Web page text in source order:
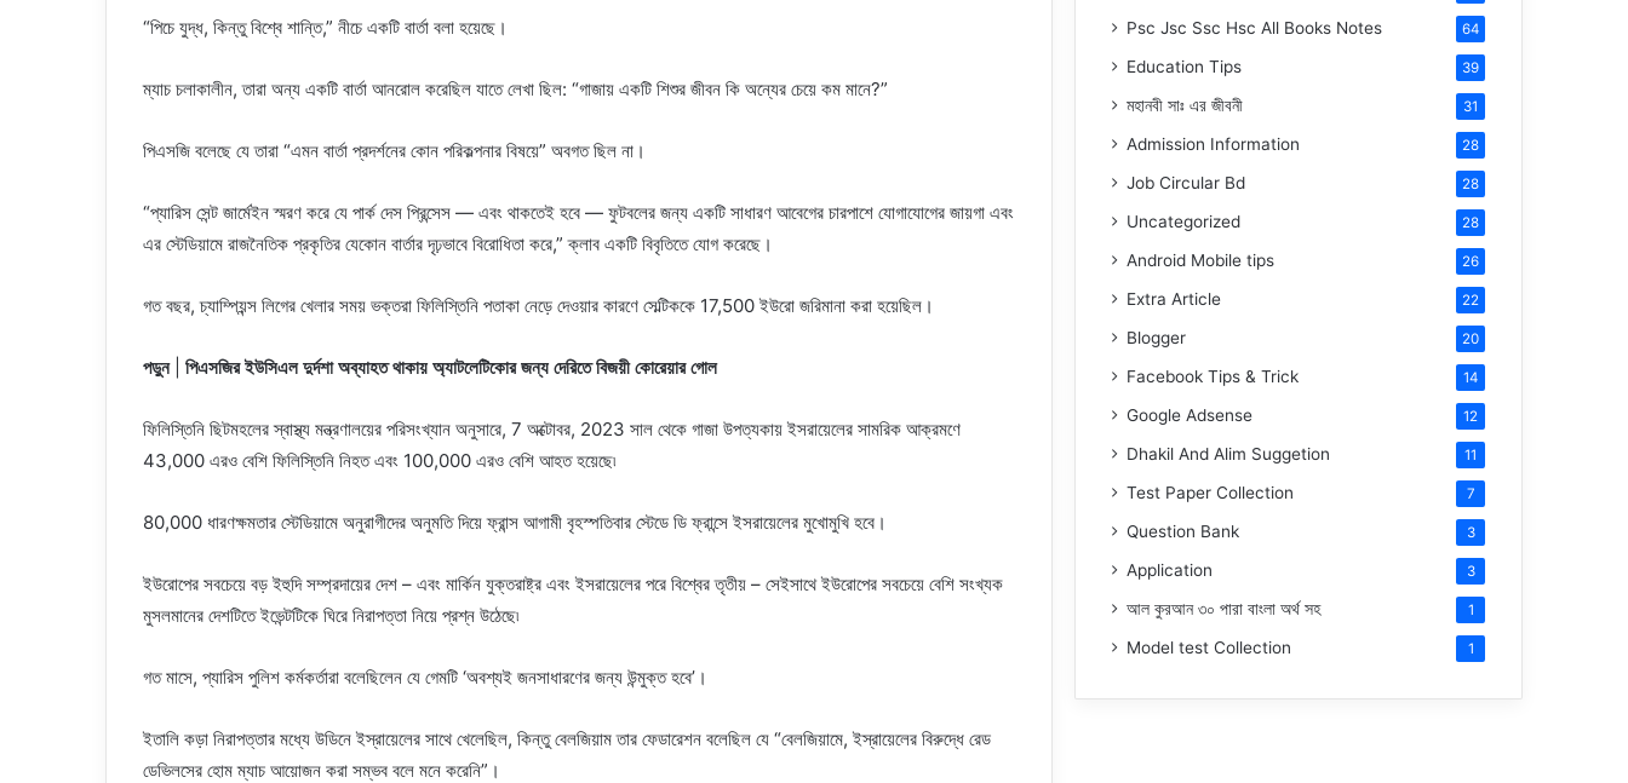
“পিচে যুদ্ধ, কিন্তু বিশ্বে শান্তি,” নীচে একটি বার্তা বলা হয়েছে।
ম্যাচ চলাকালীন, তারা অন্য একটি বার্তা আনরোল করেছিল যাতে লেখা ছিল: “গাজায় একটি শিশুর জীবন কি অন্যের চেয়ে কম মানে?”
পিএসজি বলেছে যে তারা “এমন বার্তা প্রদর্শনের কোন পরিকল্পনার বিষয়ে” অবগত ছিল না।
“প্যারিস সেন্ট জার্মেইন স্মরণ করে যে পার্ক দেস প্রিন্সেস — এবং থাকতেই হবে — ফুটবলের জন্য একটি সাধারণ আবেগের চারপাশে যোগাযোগের জায়গা এবং
এর স্টেডিয়ামে রাজনৈতিক প্রকৃতির যেকোন বার্তার দৃঢ়ভাবে বিরোধিতা করে,” ক্লাব একটি বিবৃতিতে যোগ করেছে।
গত বছর, চ্যাম্পিয়ন্স লিগের খেলার সময় ভক্তরা ফিলিস্তিনি পতাকা নেড়ে দেওয়ার কারণে সেল্টিককে 17,500 ইউরো জরিমানা করা হয়েছিল।
পড়ুন| পিএসজির ইউসিএল দুর্দশা অব্যাহত থাকায় অ্যাটলেটিকোর জন্য দেরিতে বিজয়ী কোরেয়ার গোল
ফিলিস্তিনি ছিটমহলের স্বাস্থ্য মন্ত্রণালয়ের পরিসংখ্যান অনুসারে, 7 অক্টোবর, 2023 সাল থেকে গাজা উপত্যকায় ইসরায়েলের সামরিক আক্রমণে
43,000 এরও বেশি ফিলিস্তিনি নিহত এবং 100,000 এরও বেশি আহত হয়েছে৷
80,000 ধারণক্ষমতার স্টেডিয়ামে অনুরাগীদের অনুমতি দিয়ে ফ্রান্স আগামী বৃহস্পতিবার স্টেডে ডি ফ্রান্সে ইসরায়েলের মুখোমুখি হবে।
ইউরোপের সবচেয়ে বড় ইহুদি সম্প্রদায়ের দেশ – এবং মার্কিন যুক্তরাষ্ট্র এবং ইসরায়েলের পরে বিশ্বের তৃতীয় – সেইসাথে ইউরোপের সবচেয়ে বেশি সংখ্যক
মুসলমানের দেশটিতে ইভেন্টটিকে ঘিরে নিরাপত্তা নিয়ে প্রশ্ন উঠেছে৷
গত মাসে, প্যারিস পুলিশ কর্মকর্তারা বলেছিলেন যে গেমটি ‘অবশ্যই জনসাধারণের জন্য উন্মুক্ত হবে’।
ইতালি কড়া নিরাপত্তার মধ্যে উডিনে ইস্রায়েলের সাথে খেলেছিল, কিন্তু বেলজিয়াম তার ফেডারেশন বলেছিল যে “বেলজিয়ামে, ইস্রায়েলের বিরুদ্ধে রেড
ডেভিলসের হোম ম্যাচ আয়োজন করা সম্ভব বলে মনে করেনি”।
Psc Jsc Ssc Hsc All Books Notes 64
Education Tips 39
মহানবীসাঃ এর জীবনী 31
Admission Information 28
Job Circular Bd 28
Uncategorized 28
Android Mobile tips 26
Extra Article 22
Blogger 20
Facebook Tips & Trick 14
Google Adsense 12
Dhakil And Alim Suggetion 11
Test Paper Collection 7
Question Bank 3
Application 3
আল কুরআন ৩০ পারা বাংলা অর্থ সহ 1
Model test Collection 1